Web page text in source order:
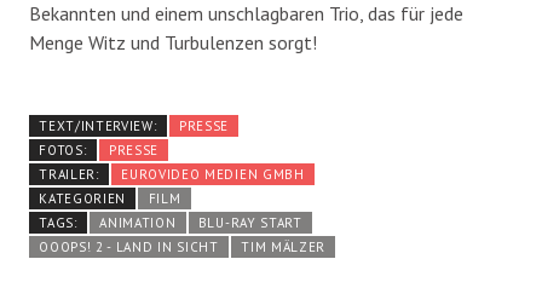
Bekannten und einem unschlagbaren Trio, das für jede
Menge Witz und Turbulenzen sorgt!
TEXT/INTERVIEW:
PRESSE
FOTOS:
PRESSE
TRAILER:
EUROVIDEO MEDIEN GMBH
KATEGORIEN
FILM
TAGS:
ANIMATION
BLU-RAY START
OOOPS! 2 - LAND IN SICHT
TIM MÄLZER